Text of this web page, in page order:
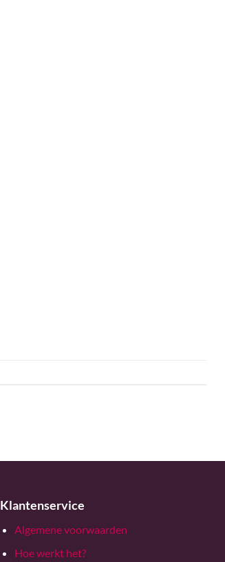
Klantenservice
Algemene voorwaarden
Hoe werkt het?